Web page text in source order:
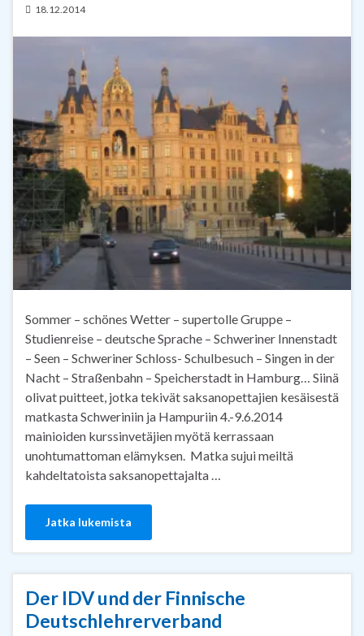
18.12.2014
Sommer – schönes Wetter – supertolle Gruppe –
Studienreise – deutsche Sprache – Schweriner Innenstadt
– Seen – Schweriner Schloss- Schulbesuch – Singen in der
Nacht – Straßenbahn – Speicherstadt in Hamburg… Siinä
olivat puitteet, jotka tekivät saksanopettajien kesäisestä
matkasta Schweriniin ja Hampuriin 4.-9.6.2014
mainioiden kurssinvetäjien myötä kerrassaan
unohtumattoman elämyksen. Matka sujui meiltä
kahdeltatoista saksanopettajalta …
Jatka lukemista
Der IDV und der Finnische
Deutschlehrerverband